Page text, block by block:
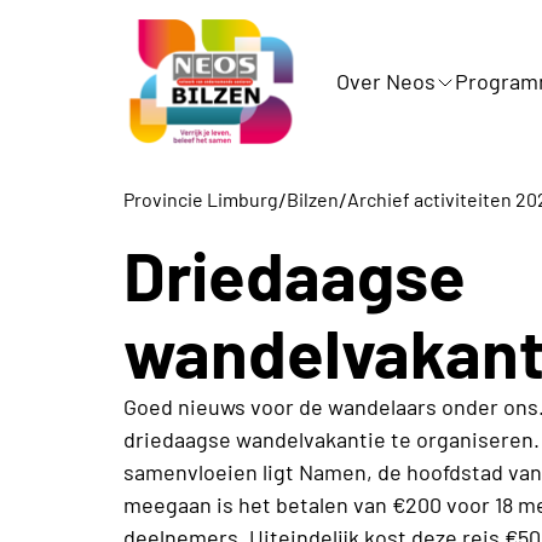
Over Neos
Provincie Limburg/Bilzen/Archief activiteiten
Driedaagse
Goed nieuws voor de wandelaars onder
driedaagse wandelvakantie te organiseren.
samenvloeien ligt Namen, de hoofdstad
meegaan is het betalen van €200 voor 18